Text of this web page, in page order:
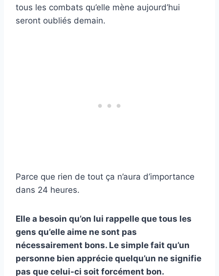
tous les combats qu’elle mène aujourd’hui
seront oubliés demain.
Parce que rien de tout ça n’aura d’importance
dans 24 heures.
Elle a besoin qu’on lui rappelle que tous les
gens qu’elle aime ne sont pas
nécessairement bons. Le simple fait qu’un
personne bien apprécie quelqu’un ne signifie
pas que celui-ci soit forcément bon.